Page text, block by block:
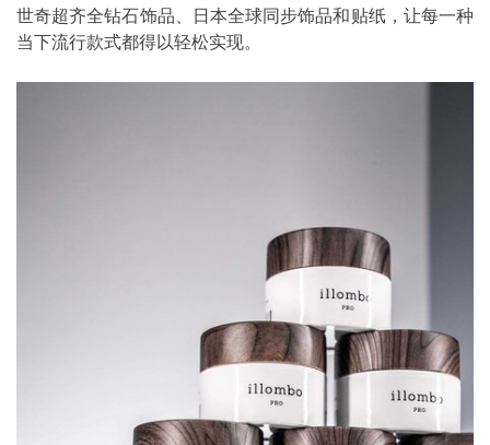
世奇超齐全钻石饰品、日本全球同步饰品和贴纸，让每一种
当下流行款式都得以轻松实现。